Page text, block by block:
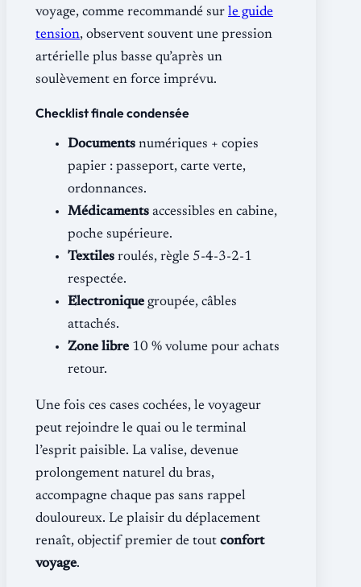
voyage, comme recommandé sur le guide
tension, observent souvent une pression
artérielle plus basse qu’après un
soulèvement en force imprévu.
Checklist finale condensée
Documents numériques + copies
papier : passeport, carte verte,
ordonnances.
Médicaments accessibles en cabine,
poche supérieure.
Textiles roulés, règle 5-4-3-2-1
respectée.
Electronique groupée, câbles
attachés.
Zone libre 10 % volume pour achats
retour.
Une fois ces cases cochées, le voyageur
peut rejoindre le quai ou le terminal
l’esprit paisible. La valise, devenue
prolongement naturel du bras,
accompagne chaque pas sans rappel
douloureux. Le plaisir du déplacement
renaît, objectif premier de tout confort
voyage.